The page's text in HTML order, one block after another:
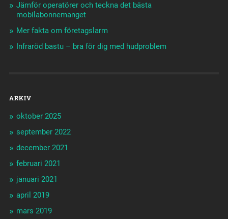
Jämför operatörer och teckna det bästa
mobilabonnemanget
Mer fakta om företagslarm
Infraröd bastu – bra för dig med hudproblem
ARKIV
oktober 2025
september 2022
december 2021
februari 2021
januari 2021
april 2019
mars 2019